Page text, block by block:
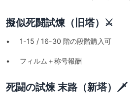
擬似死闘試煉（旧塔）⚔️
• 1-15 / 16-30 階の段階購入可
• フィルム＋称号報酬
死闘の試煉 末路（新塔）🗡️